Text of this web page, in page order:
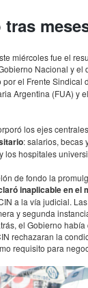
tras
miércoles fue el
Nacional y el
por el Frente Sindical
Argentina (FUA) y
los ejes
: salarios, becas
los hospitales
de fondo la
inaplicable en el
a la vía judicial.
y segunda
el Gobierno
rechazaran la
requisito para